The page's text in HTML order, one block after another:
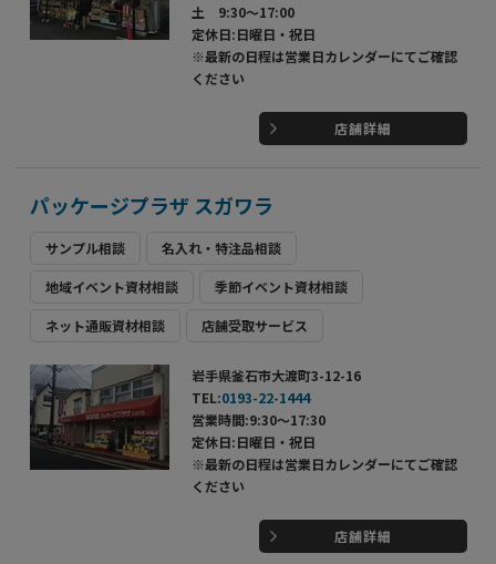
土 9:30～17:00
定休日:日曜日・祝日
※最新の日程は営業日カレンダーにてご確認
ください
店舗詳細
パッケージプラザ スガワラ
サンプル相談 名入れ・特注品相談
地域イベント資材相談 季節イベント資材相談
ネット通販資材相談 店舗受取サービス
岩手県釜石市大渡町3-12-16
TEL:0193-22-1444
営業時間:9:30～17:30
定休日:日曜日・祝日
※最新の日程は営業日カレンダーにてご確認
ください
店舗詳細